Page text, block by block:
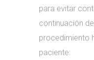
para evitar
continuación
procedimiento
paciente: